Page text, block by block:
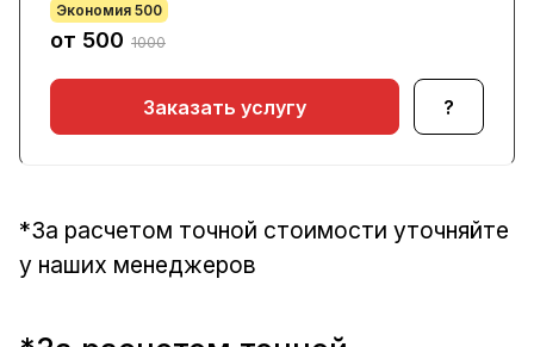
Экономия 500
от 500 1000
Заказать услугу ?
*За расчетом точной стоимости уточняйте
у наших менеджеров